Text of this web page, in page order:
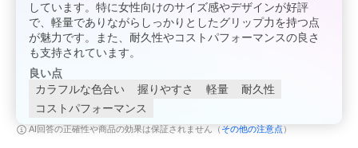
しています。特に女性向けのサイズ感やデザインが好評
で、軽量でありながらしっかりとしたグリップ力を持つ点
が魅力です。また、耐久性やコストパフォーマンスの良さ
も支持されています。
良い点
カラフルな色合い
握りやすさ 軽量
耐久性
コストパフォーマンス
AI回答の正確性や商品の効果は保証されません（ その他の注意点 ）